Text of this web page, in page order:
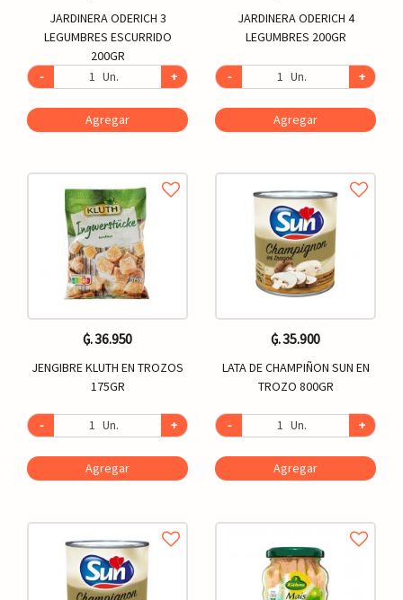
JARDINERA ODERICH 3
LEGUMBRES ESCURRIDO
200GR
-
Un. +
Agregar
JARDINERA ODERICH 4
LEGUMBRES 200GR
- Un. +
Agregar
₲. 36.950
JENGIBRE KLUTH EN TROZOS
175GR
- Un. +
Agregar
₲. 35.900
LATA DE CHAMPIÑON SUN EN
TROZO 800GR
- Un. +
Agregar